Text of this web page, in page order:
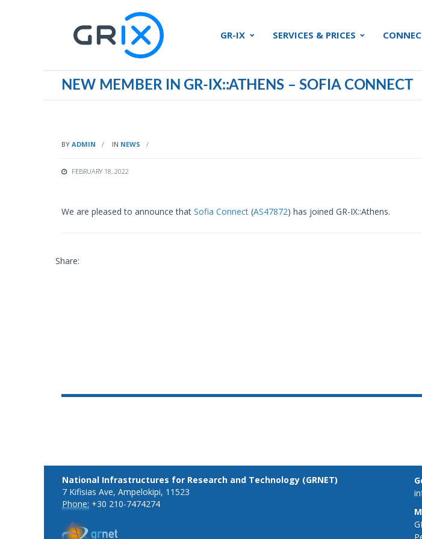
GR-IX SERVICES & PRICES
NEW MEMBER IN GR-IX::ATHENS – SOFIA CONNECT
BY ADMIN IN NEWS
FEBRUARY 18, 2022
We are pleased to announce that Sofia Connect (AS47872) has joined GR-IX::Athens.
Share:
National Infrastructures for Research and Technology (GRNET)
7 Kifisias Ave, Ampelokipi, 11523
Phone: +30 210-7474274